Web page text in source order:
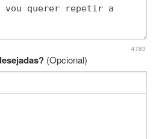
4783
(Opcional)